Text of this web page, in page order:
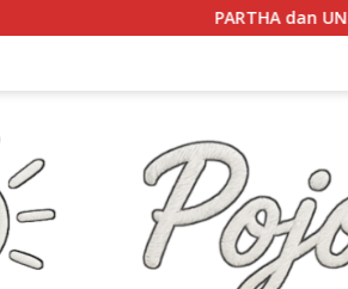
PARTHA dan UNRAM Kampanyekan